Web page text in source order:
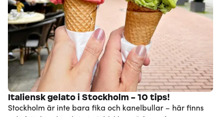
Italiensk gelato i Stockholm - 10 tips!
Stockholm är inte bara fika och kanelbullar – här finns